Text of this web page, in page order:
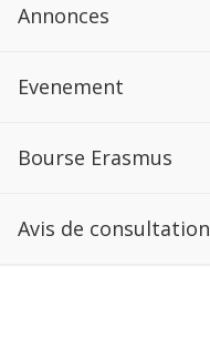
Annonces
Evenement
Bourse Erasmus
Avis de consultation